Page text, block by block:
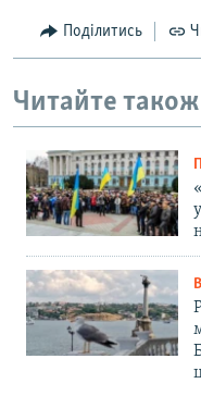
Поділитись
Читайте також